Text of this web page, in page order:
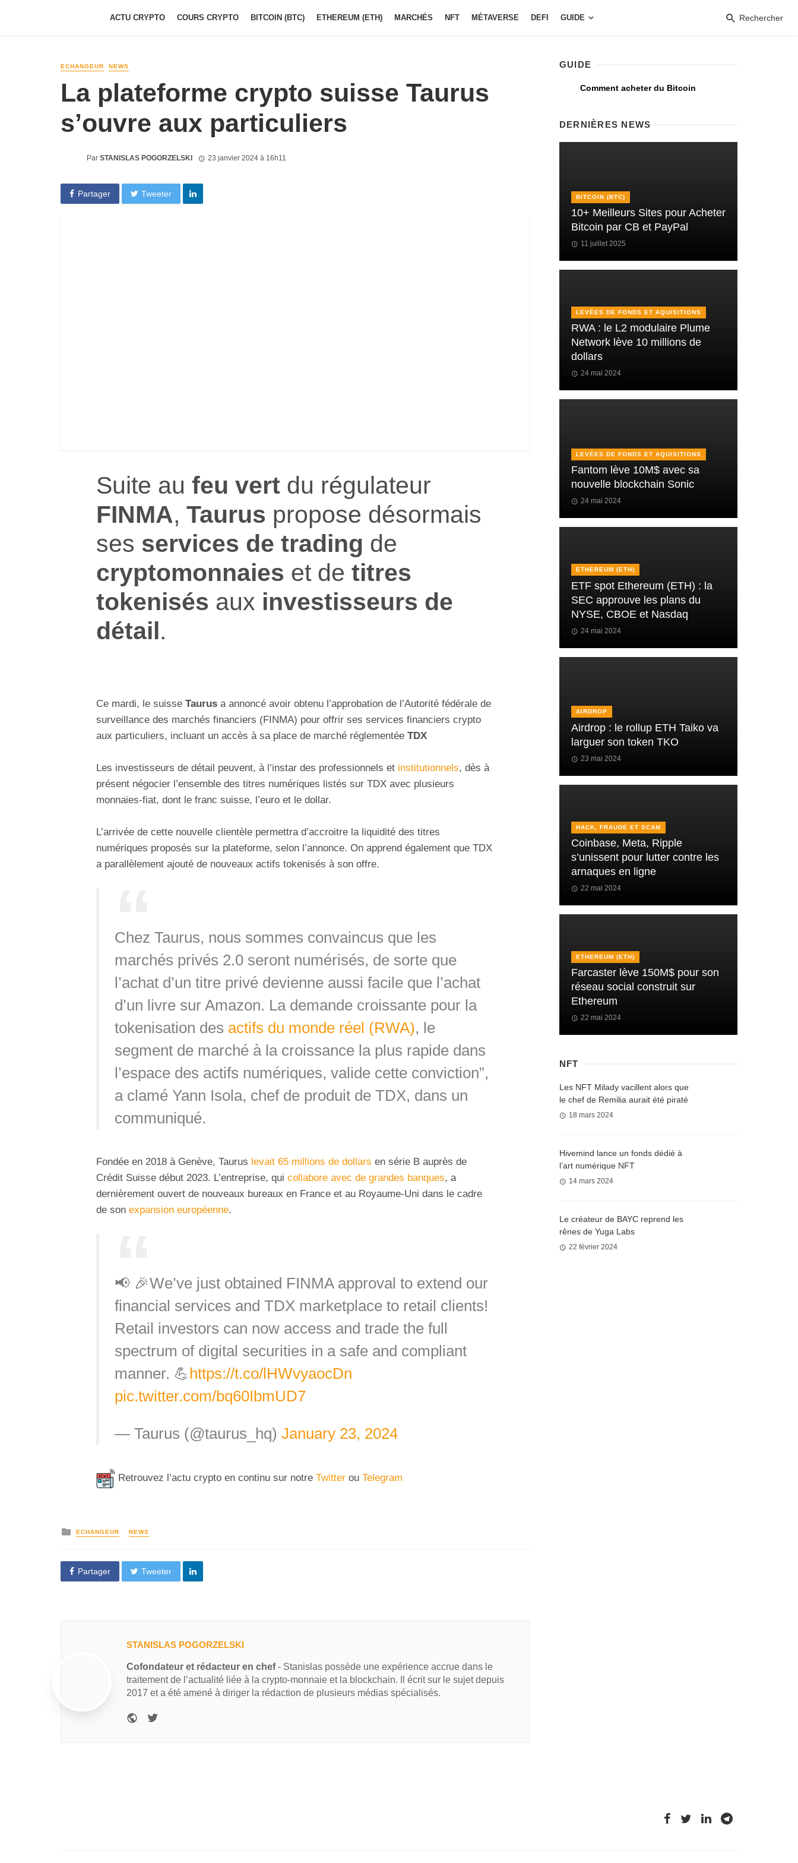
ACTU CRYPTO COURS CRYPTO BITCOIN (BTC) ETHEREUM (ETH) MARCHÉS NFT MÉTAVERSE DEFI GUIDE Rechercher
ECHANGEUR NEWS
La plateforme crypto suisse Taurus
s’ouvre aux particuliers
Par STANISLAS POGORZELSKI 23 janvier 2024 à 16h11
Partager Tweeter
Suite au feu vert du régulateur
FINMA, Taurus propose désormais
ses services de trading de
cryptomonnaies et de titres
tokenisés aux investisseurs de
détail.
Ce mardi, le suisse Taurus a annoncé avoir obtenu l’approbation de l’Autorité fédérale de
surveillance des marchés financiers (FINMA) pour offrir ses services financiers crypto
aux particuliers, incluant un accès à sa place de marché réglementée TDX
Les investisseurs de détail peuvent, à l’instar des professionnels et institutionnels, dès à
présent négocier l’ensemble des titres numériques listés sur TDX avec plusieurs
monnaies-fiat, dont le franc suisse, l’euro et le dollar.
L’arrivée de cette nouvelle clientèle permettra d’accroitre la liquidité des titres
numériques proposés sur la plateforme, selon l’annonce. On apprend également que TDX
a parallèlement ajouté de nouveaux actifs tokenisés à son offre.
Chez Taurus, nous sommes convaincus que les
marchés privés 2.0 seront numérisés, de sorte que
l’achat d’un titre privé devienne aussi facile que l’achat
d’un livre sur Amazon. La demande croissante pour la
tokenisation des actifs du monde réel (RWA), le
segment de marché à la croissance la plus rapide dans
l’espace des actifs numériques, valide cette conviction”,
a clamé Yann Isola, chef de produit de TDX, dans un
communiqué.
Fondée en 2018 à Genève, Taurus levait 65 millions de dollars en série B auprès de
Crédit Suisse début 2023. L’entreprise, qui collabore avec de grandes banques, a
dernièrement ouvert de nouveaux bureaux en France et au Royaume-Uni dans le cadre
de son expansion européenne.
📢 🎉We’ve just obtained FINMA approval to extend our
financial services and TDX marketplace to retail clients!
Retail investors can now access and trade the full
spectrum of digital securities in a safe and compliant
manner. 💪https://t.co/lHWvyaocDn
pic.twitter.com/bq60IbmUD7
— Taurus (@taurus_hq) January 23, 2024
Retrouvez l’actu crypto en continu sur notre Twitter ou Telegram
ECHANGEUR NEWS
Partager Tweeter
STANISLAS POGORZELSKI
Cofondateur et rédacteur en chef- Stanislas possède une expérience accrue dans le
traitement de l’actualité liée à la crypto-monnaie et la blockchain. Il écrit sur le sujet depuis
2017 et a été amené à diriger la rédaction de plusieurs médias spécialisés.
GUIDE
Comment acheter du Bitcoin
DERNIÈRES NEWS
BITCOIN (BTC)
10+ Meilleurs Sites pour Acheter
Bitcoin par CB et PayPal
11 juillet 2025
LEVÉES DE FONDS ET AQUISITIONS
RWA : le L2 modulaire Plume
Network lève 10 millions de
dollars
24 mai 2024
LEVÉES DE FONDS ET AQUISITIONS
Fantom lève 10M$ avec sa
nouvelle blockchain Sonic
24 mai 2024
ETHEREUM (ETH)
ETF spot Ethereum (ETH) : la
SEC approuve les plans du
NYSE, CBOE et Nasdaq
24 mai 2024
AIRDROP
Airdrop : le rollup ETH Taiko va
larguer son token TKO
23 mai 2024
HACK, FRAUDE ET SCAM
Coinbase, Meta, Ripple
s’unissent pour lutter contre les
arnaques en ligne
22 mai 2024
ETHEREUM (ETH)
Farcaster lève 150M$ pour son
réseau social construit sur
Ethereum
22 mai 2024
NFT
Les NFT Milady vacillent alors que
le chef de Remilia aurait été piraté
18 mars 2024
Hivemind lance un fonds dédié à
l’art numérique NFT
14 mars 2024
Le créateur de BAYC reprend les
rênes de Yuga Labs
22 février 2024